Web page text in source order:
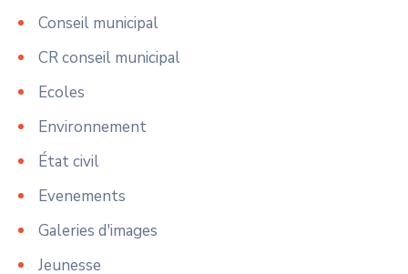
Conseil municipal
CR conseil municipal
Ecoles
Environnement
État civil
Evenements
Galeries d'images
Jeunesse